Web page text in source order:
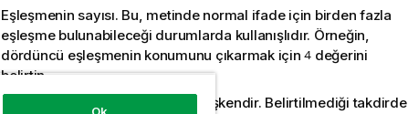
Eşleşmenin sayısı. Bu, metinde normal ifade için birden fazla
eşleşme bulunabileceği durumlarda kullanışlıdır. Örneğin,
dördüncü eşleşmenin konumunu çıkarmak için4 değerini
belirtin.
Bu, isteğe bağlı bir bağımsız değişkendir. Belirtilmediği takdirde